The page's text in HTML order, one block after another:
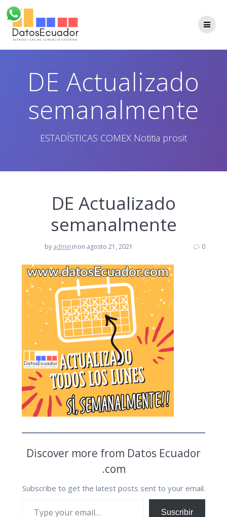
DE Actualizado
semanalmente
ESTADÍSTICAS COMEX Notitia prosit
DE Actualizado
semanalmente
by admininon agosto 21, 2021 0
Discover more from Datos Ecuador
.com
Subscribe to get the latest posts sent to your email.
Suscribir